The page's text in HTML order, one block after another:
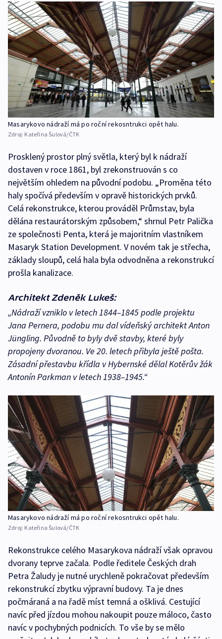
Masarykovo nádraží má po roční rekosntrukci opět halu.
Zdroj: Kateřina Šulová/ČTK
Prosklený prostor plný světla, který byl k nádraží
dostaven v roce 1861, byl zrekonstruován s co
největším ohledem na původní podobu. „Proměna této
haly spočívá především v opravě historických prvků.
Celá rekonstrukce, kterou prováděl Průmstav, byla
dělána restaurátorským způsobem,“ shrnul Petr Palička
ze společnosti Penta, která je majoritním vlastníkem
Masaryk Station Development. V novém tak je střecha,
základy sloupů, celá hala byla odvodněna a rekonstrukcí
prošla kanalizace.
Architekt Zdeněk Lukeš:
„Nádraží vzniklo v letech 1844–1845 podle projektu
Jana Pernera, podobu mu dal vídeňský architekt Anton
Jüngling. Původně to byly dvě stavby, které byly
propojeny dvoranou. Ve 20. letech přibyla ještě pošta.
Zásadní přestavbu křídla v Hybernské dělal Kotěrův žák
Antonín Parkman v letech 1938–1945.“
Masarykovo nádraží má po roční rekosntrukci opět halu.
Zdroj: Kateřina Šulová/ČTK
Rekonstrukce celého Masarykova nádraží však opravou
dvorany teprve začala. Podle ředitele Českých drah
Petra Žaludy je nutné urychleně pokračovat především
rekonstrukcí zbytku výpravní budovy. Ta je dnes
počmáraná a na řadě míst temná a ošklivá. Cestující
navíc před jízdou mohou nakoupit pouze máloco, často
navíc v pochybných podnicích. To vše by se mělo